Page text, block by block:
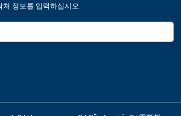
처 정보를 입력하십시오.